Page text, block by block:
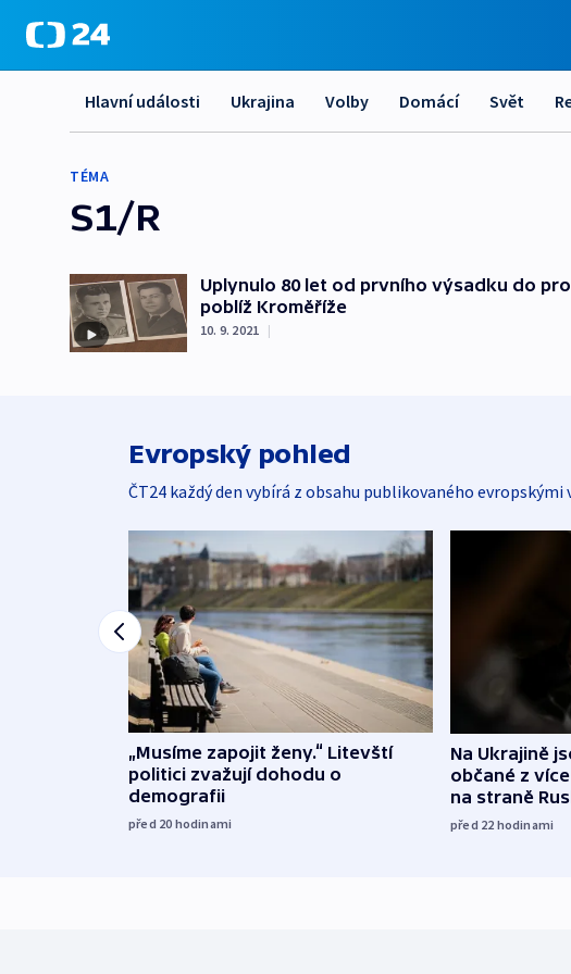
Hlavní události Ukrajina Volby Domácí Svět
TÉMA
S1/R
Uplynulo 80 let od prvního výsadku do
poblíž Kroměříže
10. 9. 2021 |
Evropský pohled
ČT24 každý den vybírá z obsahu publikovaného
„Musíme zapojit ženy.“ Litevští
politici zvažují dohodu o
demografii
před 20 hodinami
Na Ukrajině
občané z
na straně
před 22 hodinami